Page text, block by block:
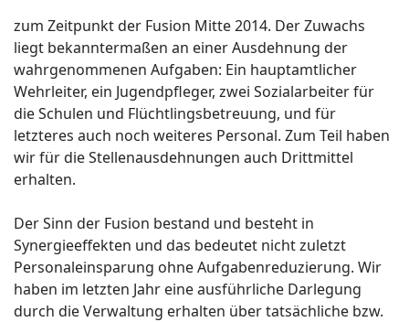
zum Zeitpunkt der Fusion Mitte 2014. Der Zuwachs
liegt bekanntermaßen an einer Ausdehnung der
wahrgenommenen Aufgaben: Ein hauptamtlicher
Wehrleiter, ein Jugendpfleger, zwei Sozialarbeiter für
die Schulen und Flüchtlingsbetreuung, und für
letzteres auch noch weiteres Personal. Zum Teil haben
wir für die Stellenausdehnungen auch Drittmittel
erhalten.
Der Sinn der Fusion bestand und besteht in
Synergieeffekten und das bedeutet nicht zuletzt
Personaleinsparung ohne Aufgabenreduzierung. Wir
haben im letzten Jahr eine ausführliche Darlegung
durch die Verwaltung erhalten über tatsächliche bzw.